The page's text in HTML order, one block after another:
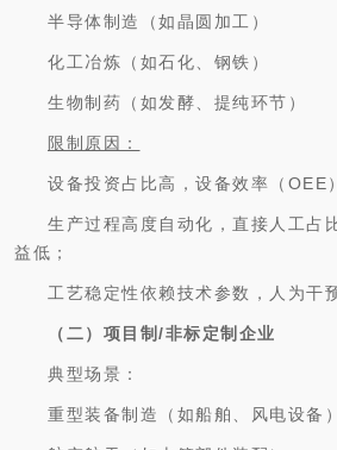
半导体制造（如晶圆加工）
化工冶炼（如石化、钢铁）
生物制药（如发酵、提纯环节）
限制原因：
设备投资占比高，设备效率（OEE
生产过程高度自动化，直接人工占
益低；
工艺稳定性依赖技术参数，人为干
（二）项目制/非标定制企业
典型场景：
重型装备制造（如船舶、风电设备）